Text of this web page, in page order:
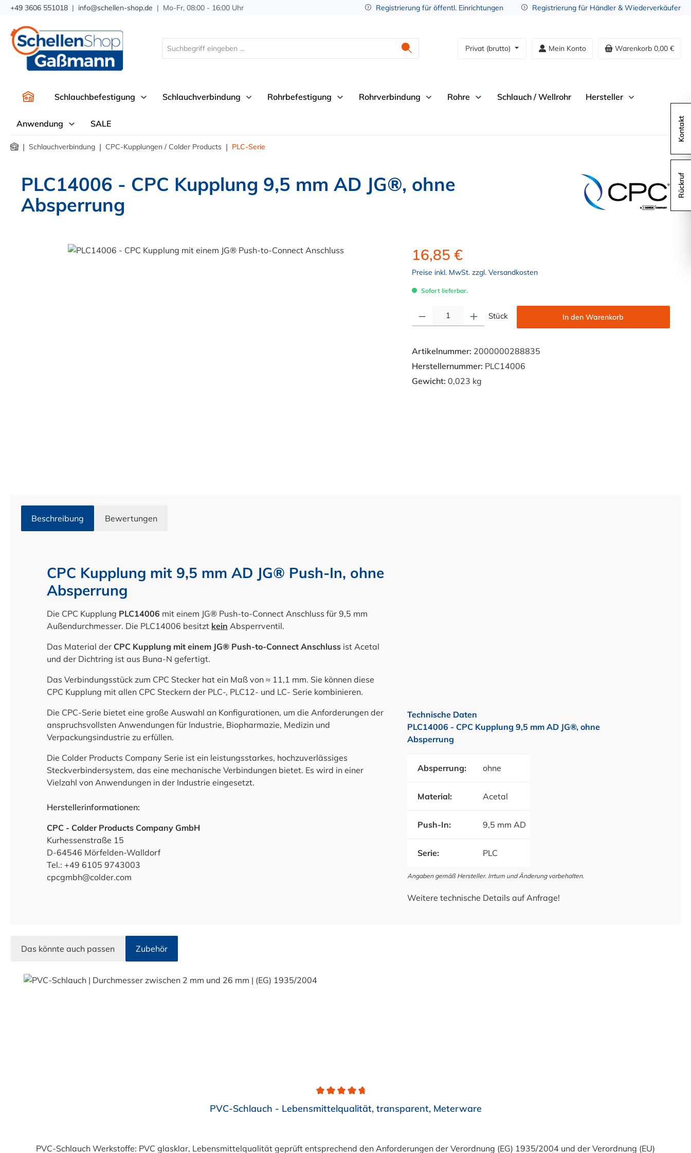
Zur Hauptnavigation springen
+49 3606 551018 | info@schellen-shop.de | Mo-Fr, 08:00 - 16:00 Uhr Registrierung für öffentl. Einrichtungen Registrierung für Händler & Wiederverkäufer
Privat (brutto) Mein Konto Warenkorb 0,00 €
Schlauchbefestigung Schlauchverbindung Rohrbefestigung Rohrverbindung Rohre Schlauch / Wellrohr Hersteller
Anwendung SALE
| Schlauchverbindung | CPC-Kupplungen / Colder Products | PLC-Serie
PLC14006 - CPC Kupplung 9,5 mm AD JG®, ohne
Absperrung
Bildergalerie überspringen 16,85 €
Preise inkl. MwSt. zzgl. Versandkosten
Sofort lieferbar.
Stück In den Warenkorb
Artikelnummer: 2000000288835
Herstellernummer: PLC14006
Gewicht: 0,023 kg
Beschreibung Bewertungen
CPC Kupplung mit 9,5 mm AD JG® Push-In, ohne
Absperrung
Die CPC Kupplung PLC14006 mit einem JG® Push-to-Connect Anschluss für 9,5 mm
Außendurchmesser. Die PLC14006 besitzt kein Absperrventil.
Das Material der CPC Kupplung mit einem JG® Push-to-Connect Anschluss ist Acetal
und der Dichtring ist aus Buna-N gefertigt.
Das Verbindungsstück zum CPC Stecker hat ein Maß von ≈ 11,1 mm. Sie können diese
CPC Kupplung mit allen CPC Steckern der PLC-, PLC12- und LC- Serie kombinieren.
Die CPC-Serie bietet eine große Auswahl an Konfigurationen, um die Anforderungen der
anspruchsvollsten Anwendungen für Industrie, Biopharmazie, Medizin und
Verpackungsindustrie zu erfüllen.
Die Colder Products Company Serie ist ein leistungsstarkes, hochzuverlässiges
Steckverbindersystem, das eine mechanische Verbindungen bietet. Es wird in einer
Vielzahl von Anwendungen in der Industrie eingesetzt.
Herstellerinformationen:
CPC - Colder Products Company GmbH
Kurhessenstraße 15
D-64546 Mörfelden-Walldorf
Tel.: +49 6105 9743003
cpcgmbh@colder.com
Technische Daten
PLC14006 - CPC Kupplung 9,5 mm AD JG®, ohne
Absperrung
Absperrung: ohne
Material: Acetal
Push-In: 9,5 mm AD
Serie: PLC
Angaben gemäß Hersteller. Irrtum und Änderung vorbehalten.
Weitere technische Details auf Anfrage!
Das könnte auch passen Zubehör
Produktgalerie überspringen
Durchschnittliche Bewertung von 4.7 von 5 SternenPVC-Schlauch - Lebensmittelqualität, transparent, Meterware
PVC-Schlauch Werkstoffe: PVC glasklar, Lebensmittelqualität geprüft entsprechend den Anforderungen der Verordnung (EG) 1935/2004 und der Verordnung (EU)
Kontakt
Rückruf